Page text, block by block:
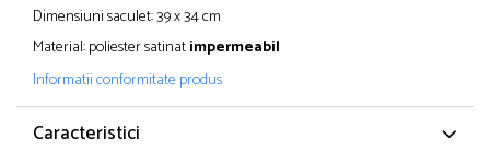
Dimensiuni saculet: 39 x 34 cm
Material: poliester satinatimpermeabil
Informatii conformitate produs
Caracteristici